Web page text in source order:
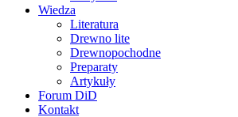
Wiedza
Literatura
Drewno lite
Drewnopochodne
Preparaty
Artykuły
Forum DiD
Kontakt